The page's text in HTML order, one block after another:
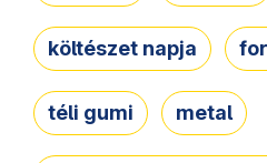
költészet napja
téli gumi metal